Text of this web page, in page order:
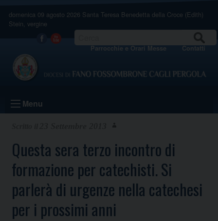
content
domenica 09 agosto 2026 Santa Teresa Benedetta della Croce (Edith)
Stein, vergine
Facebook
Youtube Parrocchie e Orari Messe Contatti
Menu
Questa sera terzo incontro di
formazione per catechisti. Si
parlerà di urgenze nella catechesi
per i prossimi anni